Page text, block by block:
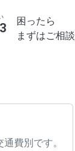
困ったら
まずはご相談
費別です。